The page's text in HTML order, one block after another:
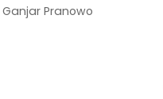
Pranowo